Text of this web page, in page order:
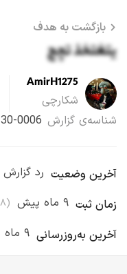
بازگشت به هدف
یتغتخذ تچج
AmirH1275
شکارچی
شناسه‌ی گزارش 0006
آخرین وضعیت رد گزارش
زمان ثبت ۹ ماه پیش (۸ آبان ۱۴۰۴
آخرین به‌روزرسانی ۹ ماه پیش